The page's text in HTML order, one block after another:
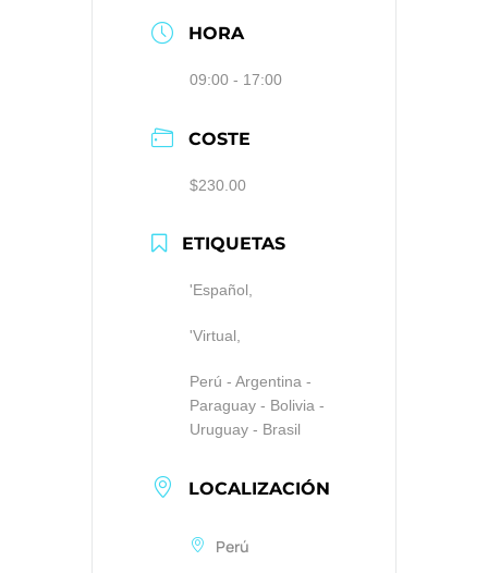
HORA
09:00 - 17:00
COSTE
$230.00
ETIQUETAS
'Español,
'Virtual,
Perú - Argentina -
Paraguay - Bolivia -
Uruguay - Brasil
LOCALIZACIÓN
Perú